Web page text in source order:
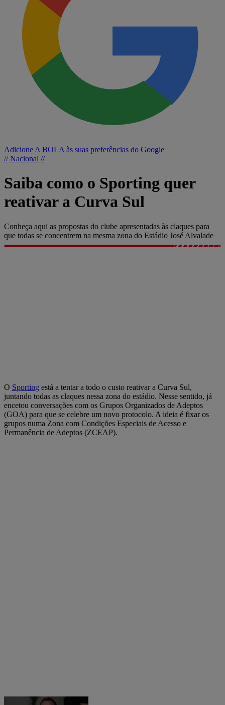
Adicione A BOLA às suas preferências do Google
// Nacional //
Saiba como o Sporting quer
reativar a Curva Sul
Conheça aqui as propostas do clube apresentadas às claques para
que todas se concentrem na mesma zona do Estádio José Alvalade
O Sporting está a tentar a todo o custo reativar a Curva Sul,
juntando todas as claques nessa zona do estádio. Nesse sentido, já
encetou conversações com os Grupos Organizados de Adeptos
(GOA) para que se celebre um novo protocolo. A ideia é fixar os
grupos numa Zona com Condições Especiais de Acesso e
Permanência de Adeptos (ZCEAP).